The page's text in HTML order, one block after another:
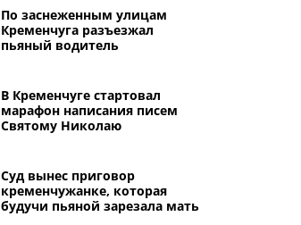
По заснеженным улицам
Кременчуга разъезжал
пьяный водитель
В Кременчуге стартовал
марафон написания писем
Святому Николаю
Суд вынес приговор
кременчужанке, которая
будучи пьяной зарезала мать